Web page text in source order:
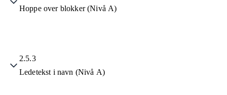
Hoppe over blokker (Nivå A)
2.5.3
Ledetekst i navn (Nivå A)